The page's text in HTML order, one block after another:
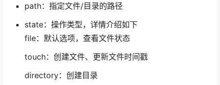
path：指定文件/目录的路径
state：操作类型，详情介绍如下
file：默认选项，查看文件状态
touch：创建文件、更新文件时间戳
directory：创建目录